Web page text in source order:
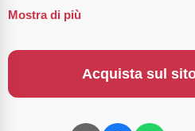
Mostra di più
Acquista sul